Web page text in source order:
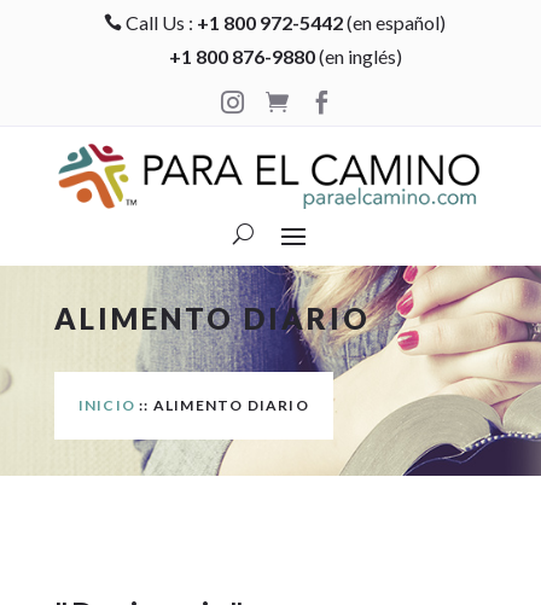
 Call Us : +1 800 972-5442(en español)
+1 800 876-9880(en inglés)

 
ALIMENTO DIARIO
INICIO :: ALIMENTO DIARIO